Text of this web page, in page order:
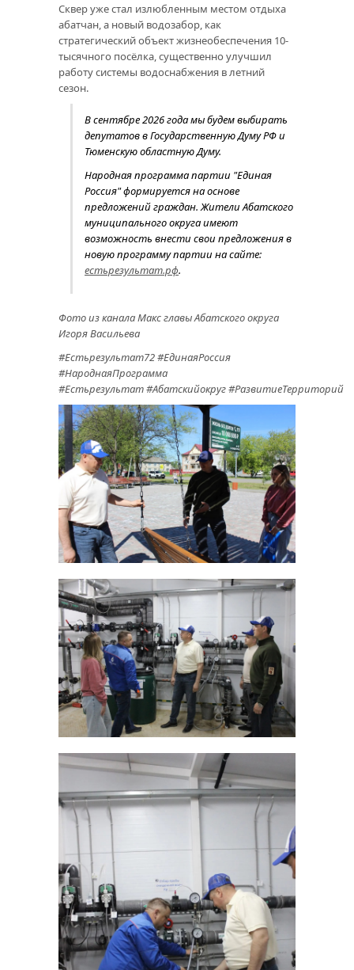
Сквер уже стал излюбленным местом отдыха
абатчан, а новый водозабор, как
стратегический объект жизнеобеспечения 10-
тысячного посёлка, существенно улучшил
работу системы водоснабжения в летний
сезон.
В сентябре 2026 года мы будем выбирать
депутатов в Государственную Думу РФ и
Тюменскую областную Думу.
Народная программа партии "Единая
Россия" формируется на основе
предложений граждан. Жители Абатского
муниципального округа имеют
возможность внести свои предложения в
новую программу партии на сайте:
естьрезультат.рф.
Фото из канала Макс главы Абатского округа
Игоря Васильева
#Естьрезультат72 #ЕдинаяРоссия
#НароднаяПрограмма
#Естьрезультат #Абатскийокруг #РазвитиеТерриторий